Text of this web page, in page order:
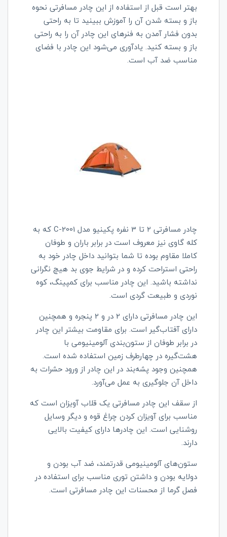
بهتر است قبل از استفاده از این چادر مسافرتی نحوه
باز و بسته شدن آن را آموزش ببینید تا به راحتی
بدون فشار آمدن به فنرهای این چادر آن را به راحتی
باز و بسته کنید. یادآوری می‌شود این چادر با فضای
مناسب ضد آب است.
چادر مسافرتی ۲ تا 3 نفره پکینیو مدل C-2001که به
کله گاوی نیز معروف است در برابر باران و طوفان
کاملا مقاوم بوده تا شما بتوانید داخل چادر خود به
راحتی استراحت کرده و در شرایط جوی بد هیچ نگرانی
نداشته باشید. این چادر مناسب برای کمپینگ، کوه
نوردی و طبیعت گردی است.
این چادر مسافرتی دارای 2 در و 2 پنجره و همچنین
دارای آفتاب‌گیر است. برای مقاومت بیشتر این چادر
در برابر طوفان از ستون‌بندی آلومینیومی با
هشت‌گیره در چهارطرف زمین استفاده شده است.
همچنین وجود پشه‌بند در این چادر از ورود حشرات به
داخل آن جلوگیری به عمل می‌آورد.
از سقف این چادر مسافرتی یک قلاب آویزان است که
مناسب برای آویزان کردن چراغ قوه و دیگر وسایل
روشنایی است. این چادرها دارای کیفیت بالایی
دارند.
ستون‌های آلومینیومی قدرتمند، ضد آب بودن و
دولایه بودن و داشتن توری مناسب برای استفاده در
فصل گرما از محسنات این چادر مسافرتی است.